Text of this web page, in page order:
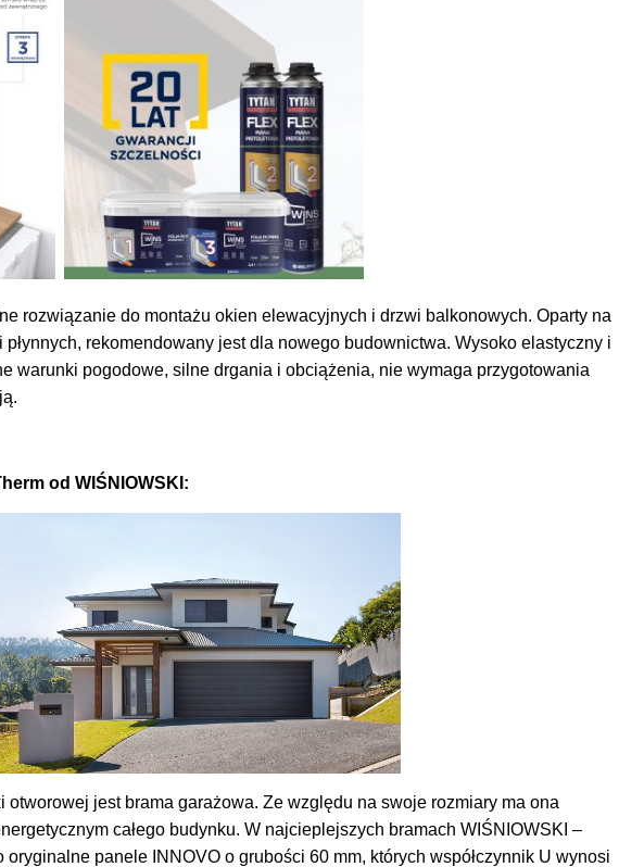
rozwiązanie do montażu okien elewacyjnych i drzwi balkonowych. Oparty na
rekomendowany jest dla nowego budownictwa. Wysoko elastyczny i
warunki pogodowe, silne drgania i obciążenia, nie wymaga przygotowania
od WIŚNIOWSKI:
otworowej jest brama garażowa. Ze względu na swoje rozmiary ma ona
całego budynku. W najcieplejszych bramach WIŚNIOWSKI –
panele INNOVO o grubości 60 mm, których współczynnik U wynosi